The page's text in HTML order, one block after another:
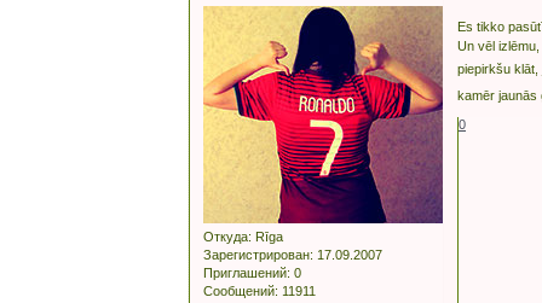
Откуда: Rīga
Зарегистрирован: 17.09.2007
Приглашений: 0
Сообщений: 11911
Es tikko
Un vēl
piepirkšu klāt,
kamēr jaunās
0